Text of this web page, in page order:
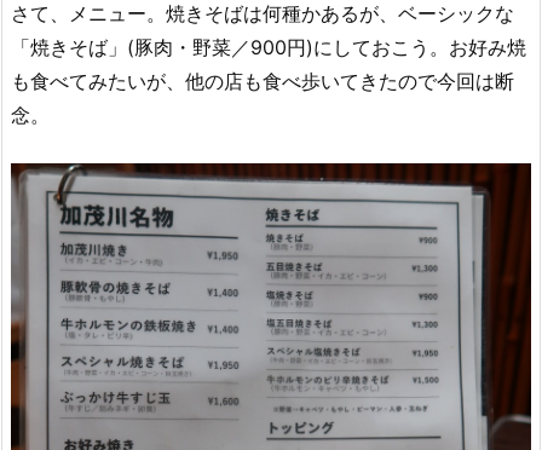
さて、メニュー。焼きそばは何種かあるが、ベーシックな
「焼きそば」(豚肉・野菜／900円)にしておこう。お好み焼
も食べてみたいが、他の店も食べ歩いてきたので今回は断
念。